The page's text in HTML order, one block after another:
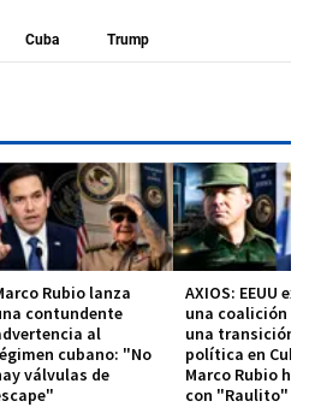
Cuba Trump
Rubio lanza
contundente
al
cubano: "No
válvulas de
AXIOS: EEUU
una coalición
una transición
política en
Marco Rubio
con "Raulito"